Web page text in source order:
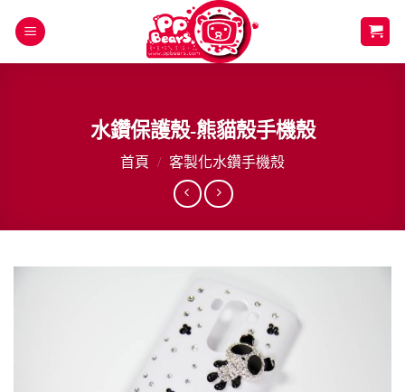
水鑽保護殼-熊貓殼手機殼
首頁 / 客製化水鑽手機殼